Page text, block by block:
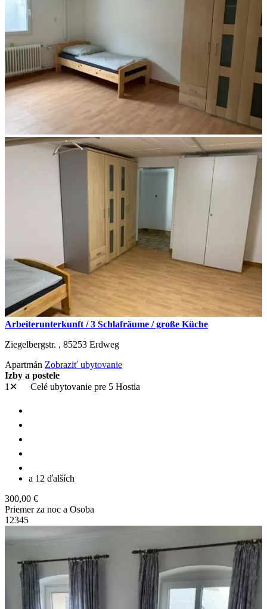
Arbeiterunterkunft / 3 Schlafräume / große Küche
Ziegelbergstr. , 85253 Erdweg
Apartmán Zobraziť ubytovanie
Izby a postele
1✕
Celé ubytovanie pre 5 Hostia
a 12 ďalších
300,00 €
Priemer za noc a Osoba
1 2345